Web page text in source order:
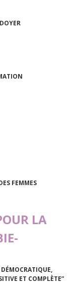
FEMMES
LA
ET COMPLÈTE”